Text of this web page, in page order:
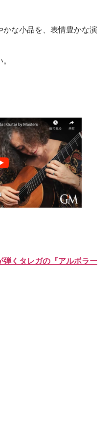
な小品を、表情豊かな演
くタレガの『アルボラー